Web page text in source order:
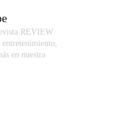
REVIEW
en nuestra